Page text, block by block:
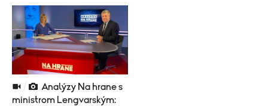
ministrom Lengvarským: